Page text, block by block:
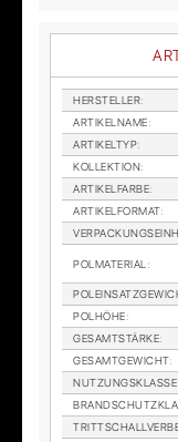
HER­STEL­LER:
AR­TI­KEL­NA­ME:
AR­TI­KEL­TYP:
KOL­LEK­TI­ON:
AR­TI­KEL­FAR­BE:
AR­TI­KEL­FOR­MAT:
POL­MA­TE­RI­AL :
POL­HÖ­HE:
GE­SAMT­STÄR­KE:
GE­SAMT­GE­WICHT:
NUT­ZUNGS­KLAS­SE